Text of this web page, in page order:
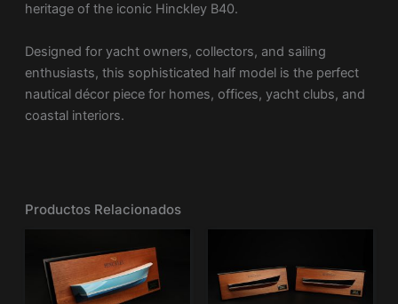
heritage of the iconic Hinckley B40.
Designed for yacht owners, collectors, and sailing
enthusiasts, this sophisticated half model is the perfect
nautical décor piece for homes, offices, yacht clubs, and
coastal interiors.
Productos Relacionados